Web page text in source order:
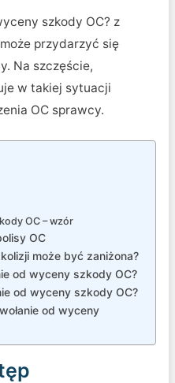
szkody OC? z
przydarzyć się
Na szczęście,
w takiej sytuacji
OC sprawcy.
OC – wzór
OC
może być zaniżona?
od wyceny szkody OC?
od wyceny szkody OC?
od wyceny